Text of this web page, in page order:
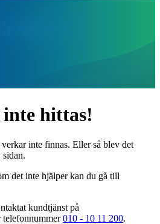
hittas!
inte finnas. Eller så blev det
det inte hjälper kan du gå till
kundtjänst på
telefonnummer010 - 10 11 200.